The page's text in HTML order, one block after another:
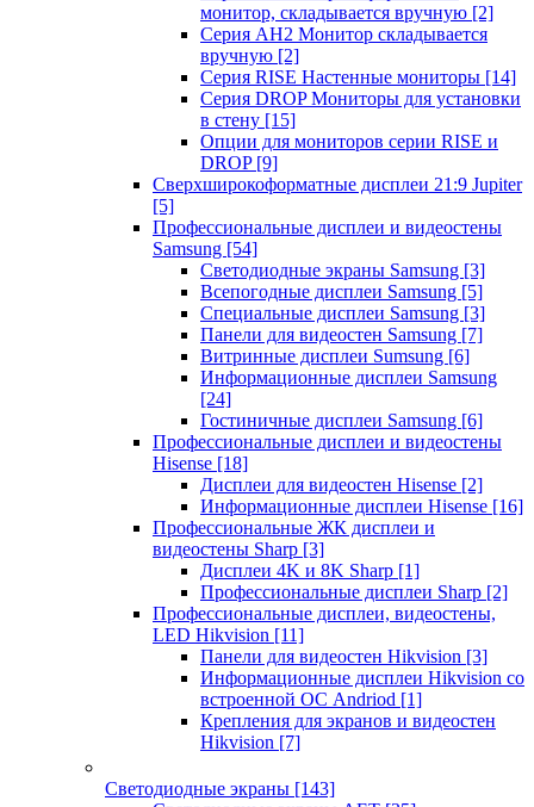
монитор, складывается вручную [2]
Серия AH2 Монитор складывается
вручную [2]
Серия RISE Настенные мониторы [14]
Серия DROP Мониторы для установки
в стену [15]
Опции для мониторов серии RISE и
DROP [9]
Сверхширокоформатные дисплеи 21:9 Jupiter
[5]
Профессиональные дисплеи и видеостены
Samsung [54]
Светодиодные экраны Samsung [3]
Всепогодные дисплеи Samsung [5]
Специальные дисплеи Samsung [3]
Панели для видеостен Samsung [7]
Витринные дисплеи Sumsung [6]
Информационные дисплеи Samsung
[24]
Гостиничные дисплеи Samsung [6]
Профессиональные дисплеи и видеостены
Hisense [18]
Дисплеи для видеостен Hisense [2]
Информационные дисплеи Hisense [16]
Профессиональные ЖК дисплеи и
видеостены Sharp [3]
Дисплеи 4K и 8K Sharp [1]
Профессиональные дисплеи Sharp [2]
Профессиональные дисплеи, видеостены,
LED Hikvision [11]
Панели для видеостен Hikvision [3]
Информационные дисплеи Hikvision со
встроенной ОС Andriod [1]
Крепления для экранов и видеостен
Hikvision [7]
Светодиодные экраны [143]